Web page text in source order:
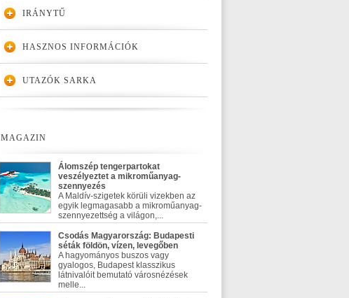
IRÁNYTŰ
HASZNOS INFORMÁCIÓK
UTAZÓK SARKA
MAGAZIN
Álomszép tengerpartokat
veszélyeztet a mikroműanyag-
szennyezés
A Maldív-szigetek körüli vizekben az
egyik legmagasabb a mikroműanyag-
szennyezettség a világon,...
Csodás Magyarország: Budapesti
séták földön, vízen, levegőben
A hagyományos buszos vagy
gyalogos, Budapest klasszikus
látnivalóit bemutató városnézések
melle...